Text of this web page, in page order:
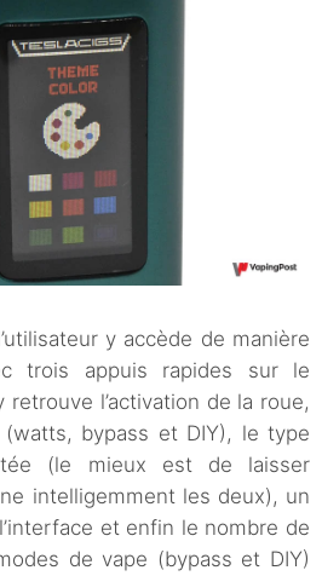
y accède de manière
trois appuis rapides sur le
l’activation de la roue,
bypass et DIY), le type
(le mieux est de laisser
intelligemment les deux), un
et enfin le nombre de
de vape (bypass et DIY)